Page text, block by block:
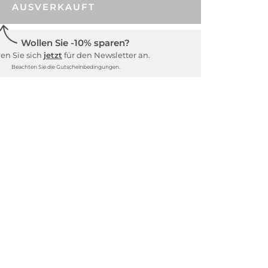
AUSVERKAUFT
Wollen Sie -10% sparen?
Sie sich jetzt für den Newsletter an.
Beachten Sie die Gutscheinbedingungen.